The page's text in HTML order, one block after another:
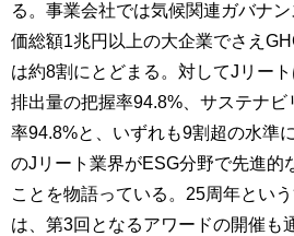
る。事業会社では気候関連ガバナ
価総額1兆円以上の大企業でさえ
は約8割にとどまる。対してJリー
排出量の把握率94.8%、サステナ
率94.8%と、いずれも9割超の水準
のJリート業界がESG分野で先進的
ことを物語っている。25周年とい
は、第3回となるアワードの開催も